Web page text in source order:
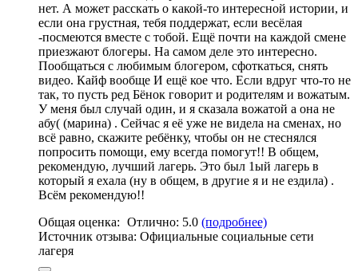
нет. А может расскать о какой-то интересной истории, и
если она грустная, тебя поддержат, если весëлая
-посмеются вместе с тобой. Ещë почти на каждой смене
приезжают блогеры. На самом деле это интересно.
Пообщаться с любимым блогером, сфоткаться, снять
видео. Кайф вообще И ещë кое что. Если вдруг что-то не
так, то пусть ред Бëнок говорит и родителям и вожатым.
У меня был случай один, и я сказала вожатой а она не
абу( (марина) . Сейчас я еë уже не видела на сменах, но
всë равно, скажите ребëнку, чтобы он не стеснялся
попросить помощи, ему всегда помогут!! В общем,
рекомендую, лучший лагерь. Это был 1ый лагерь в
который я ехала (ну в общем, в другие я и не ездила) .
Всём рекомендую!!
Общая оценка: Отлично: 5.0 (подробнее)
Источник отзыва: Официальные социальные сети
лагеря